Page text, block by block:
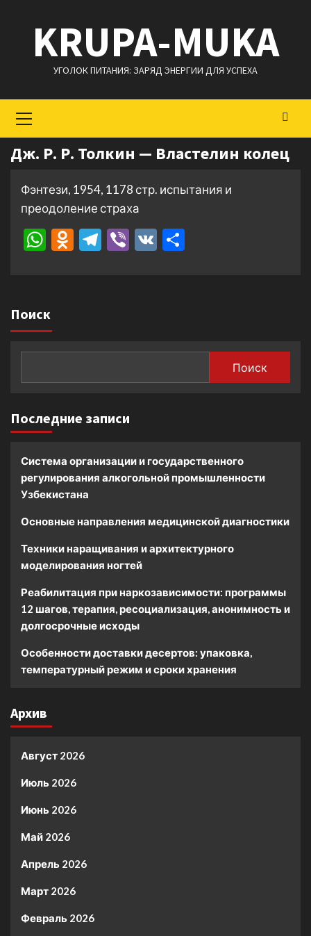
содержимому
KRUPA-MUKA
УГОЛОК ПИТАНИЯ: ЗАРЯД ЭНЕРГИИ ДЛЯ УСПЕХА
меню
Дж. Р. Р. Толкин — Властелин колец
Фэнтези, 1954, 1178 стр. испытания и
преодоление страха
WhatsApp
Odnoklassniki
Telegram
Viber
VK
Поиск
Поиск
Последние записи
Система организации и государственного
регулирования алкогольной промышленности
Узбекистана
Основные направления медицинской диагностики
Техники наращивания и архитектурного
моделирования ногтей
Реабилитация при наркозависимости: программы
12 шагов, терапия, ресоциализация, анонимность и
долгосрочные исходы
Особенности доставки десертов: упаковка,
температурный режим и сроки хранения
Архив
Август 2026
Июль 2026
Июнь 2026
Май 2026
Апрель 2026
Март 2026
Февраль 2026